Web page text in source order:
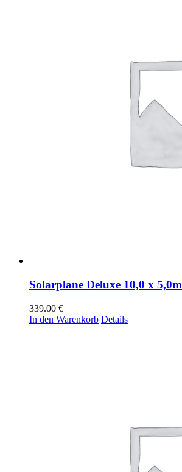
Solarplane Deluxe 10,0 x
339.00 €
In den Warenkorb Details